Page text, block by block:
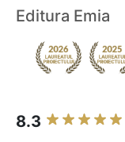
Editura Emia
8.3